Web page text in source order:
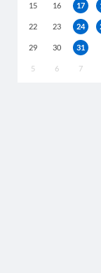
15 16 17
22 23 24
29 30 31
5 6 7